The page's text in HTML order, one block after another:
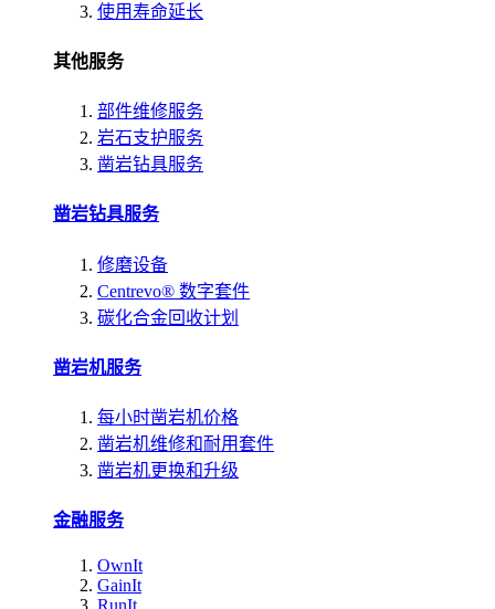
使用寿命延长
其他服务
部件维修服务
岩石支护服务
凿岩钻具服务
凿岩钻具服务
修磨设备
Centrevo® 数字套件
碳化合金回收计划
凿岩机服务
每小时凿岩机价格
凿岩机维修和耐用套件
凿岩机更换和升级
金融服务
OwnIt
GainIt
RunIt